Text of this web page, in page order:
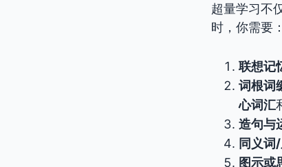
超量学习不
时，你需要：
联想记
词根词
心词汇
造句与
同义词/
图示或